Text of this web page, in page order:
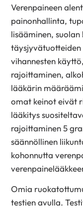
Verenpaineen
painonhallinta,
lisääminen,
täysjyvätuotteiden
vihannesten
rajoittaminen,
lääkärin
omat keinot eivät
lääkitys
rajoittaminen 5
säännöllinen
kohonnutta
Omia
testien avulla.